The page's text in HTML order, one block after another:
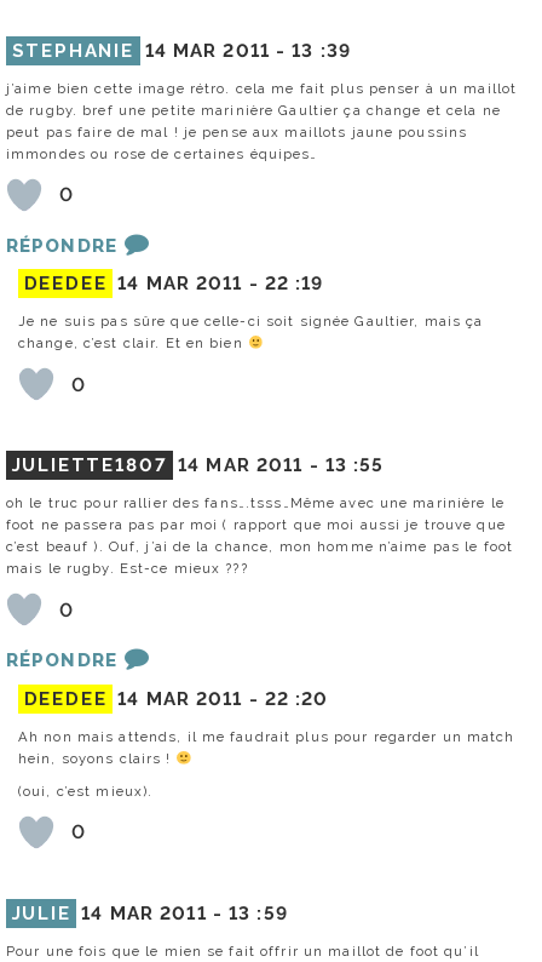
STEPHANIE 14 MAR 2011 -13 :39
j’aime bien cette image rétro. cela me fait plus penser à un maillot
de rugby. bref une petite marinière Gaultier ça change et cela ne
peut pas faire de mal ! je pense aux maillots jaune poussins
immondes ou rose de certaines équipes…
0
RÉPONDRE
DEEDEE 14 MAR 2011 - 22 :19
Je ne suis pas sûre que celle-ci soit signée Gaultier, mais ça
change, c’est clair. Et en bien
0
JULIETTE1807 14 MAR 2011 - 13 :55
oh le truc pour rallier des fans….tsss…Même avec une marinière le
foot ne passera pas par moi ( rapport que moi aussi je trouve que
c’est beauf ). Ouf, j’ai de la chance, mon homme n’aime pas le foot
mais le rugby. Est-ce mieux ???
0
RÉPONDRE
DEEDEE 14 MAR 2011 - 22 :20
Ah non mais attends, il me faudrait plus pour regarder un match
hein, soyons clairs !
(oui, c’est mieux).
0
JULIE 14 MAR 2011 -13 :59
Pour une fois que le mien se fait offrir un maillot de foot qu’il